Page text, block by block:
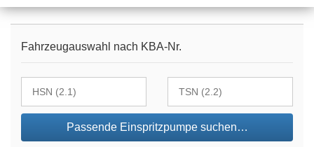
Fahrzeugauswahl nach KBA-Nr.
Passende Einspritzpumpe suchen…